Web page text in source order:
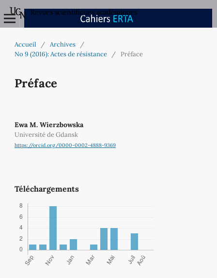
Revues scientifiques académiques
Accueil / Archives
/
No 9 (2016): Actes de résistance
/ Préface
Préface
Ewa M. Wierzbowska
Université de Gdansk
https://orcid.org/0000-0002-4888-9369
Téléchargements